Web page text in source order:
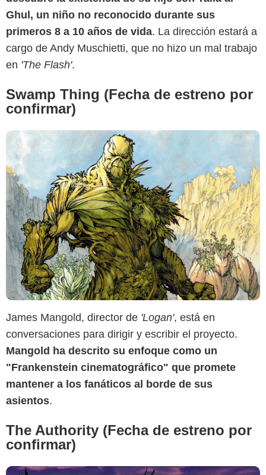
Ghul, un niño no reconocido durante sus
primeros 8 a 10 años de vida. La dirección estará a
cargo de Andy Muschietti, que no hizo un mal trabajo
en 'The Flash'.
Swamp Thing (Fecha de estreno por
confirmar)
James Mangold, director de 'Logan', está en
conversaciones para dirigir y escribir el proyecto.
Mangold ha descrito su enfoque como un
"Frankenstein cinematográfico" que promete
mantener a los fanáticos al borde de sus
asientos.
The Authority (Fecha de estreno por
confirmar)
DC Comics